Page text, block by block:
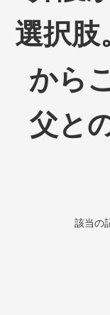
選択肢
から
父と
該当の